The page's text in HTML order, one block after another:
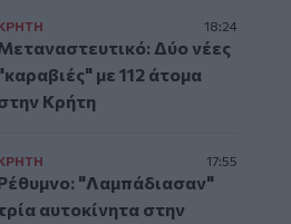
18:24
Δύο νέες
με 112 άτομα
Κρήτη
17:55
"Λαμπάδιασαν"
αυτοκίνητα στην